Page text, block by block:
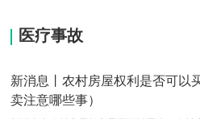
2023-05-04
中介说商务签转工作签证合法吗
关报案？
医疗事故
新消息丨农村房屋权利是否可以
卖注意哪些事）